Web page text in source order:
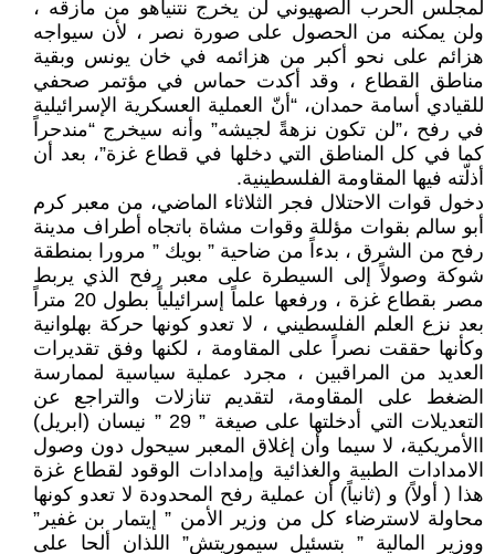
لمجلس الحرب الصهيوني لن يخرج نتنياهو من مأزقه ،
ولن يمكنه من الحصول على صورة نصر ، لأن سيواجه
هزائم على نحو أكبر من هزائمه في خان يونس وبقية
مناطق القطاع ، وقد أكدت حماس في مؤتمر صحفي
للقيادي أسامة حمدان، “أنّ العملية العسكرية الإسرائيلية
في رفح ،”لن تكون نزهةً لجيشه” وأنه سيخرج “مندحراً
كما في كل المناطق التي دخلها في قطاع غزة”، بعد أن
أذلّته فيها المقاومة الفلسطينية.
دخول قوات الاحتلال فجر الثلاثاء الماضي، من معبر كرم
أبو سالم بقوات مؤللة وقوات مشاة باتجاه أطراف مدينة
رفح من الشرق ، بدءاً من ضاحية ” بويك ” مرورا بمنطقة
شوكة وصولاً إلى السيطرة على معبر رفح الذي يربط
مصر بقطاع غزة ، ورفعها علماً إسرائيلياً بطول 20 متراً
بعد نزع العلم الفلسطيني ، لا تعدو كونها حركة بهلوانية
وكأنها حققت نصراً على المقاومة ، لكنها وفق تقديرات
العديد من المراقبين ، مجرد عملية سياسية لممارسة
الضغط على المقاومة، لتقديم تنازلات والتراجع عن
التعديلات التي أدخلتها على صيغة ” 29 ” نيسان (ابريل)
االأمريكية، لا سيما وأن إغلاق المعبر سيحول دون وصول
الامدادات الطبية والغذائية وإمدادات الوقود لقطاع غزة
هذا ( أولاً) و (ثانياً) أن عملية رفح المحدودة لا تعدو كونها
محاولة لاسترضاء كل من وزير الأمن ” إيتمار بن غفير”
ووزير المالية ” بتسئيل سيموريتش” اللذان ألحا على